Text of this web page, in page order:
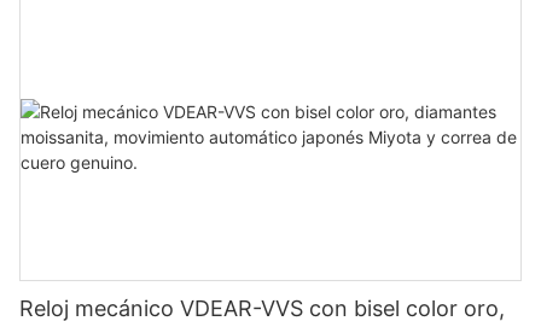
Reloj mecánico VDEAR-VVS con bisel color oro,